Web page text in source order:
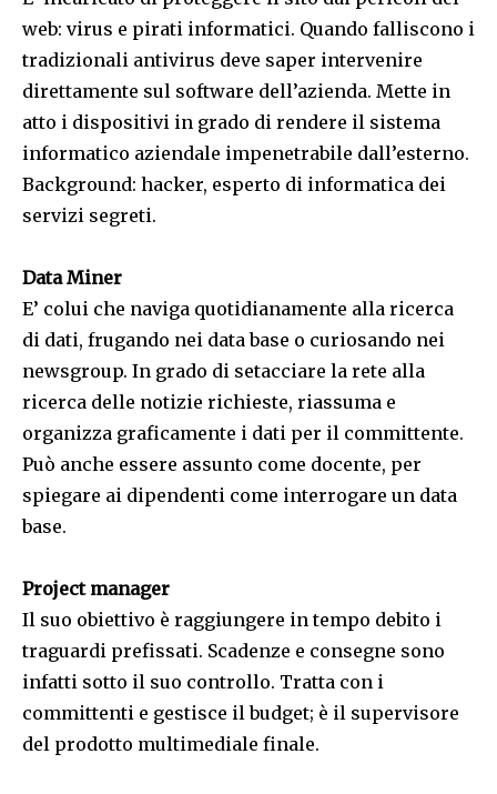
web: virus e pirati informatici. Quando falliscono i
tradizionali antivirus deve saper intervenire
direttamente sul software dell’azienda. Mette in
atto i dispositivi in grado di rendere il sistema
informatico aziendale impenetrabile dall’esterno.
Background: hacker, esperto di informatica dei
servizi segreti.
Data Miner
E’ colui che naviga quotidianamente alla ricerca
di dati, frugando nei data base o curiosando nei
newsgroup. In grado di setacciare la rete alla
ricerca delle notizie richieste, riassuma e
organizza graficamente i dati per il committente.
Può anche essere assunto come docente, per
spiegare ai dipendenti come interrogare un data
base.
Project manager
Il suo obiettivo è raggiungere in tempo debito i
traguardi prefissati. Scadenze e consegne sono
infatti sotto il suo controllo. Tratta con i
committenti e gestisce il budget; è il supervisore
del prodotto multimediale finale.